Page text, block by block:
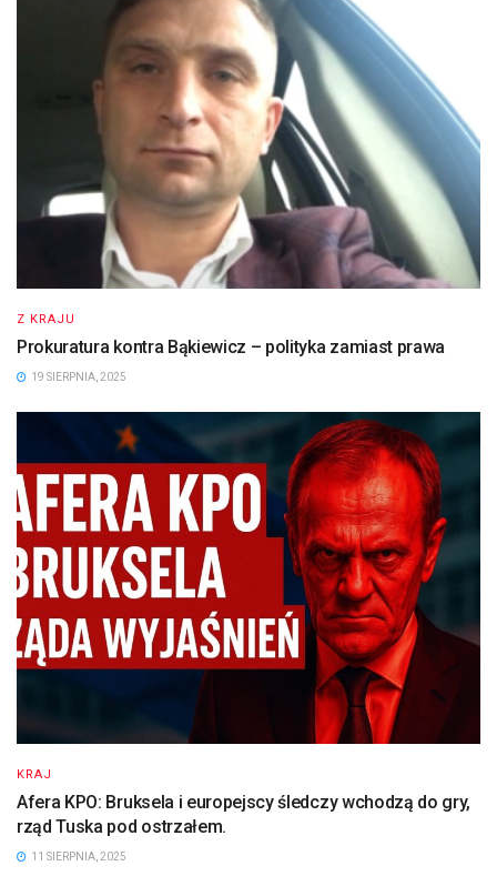
Z KRAJU
Prokuratura kontra Bąkiewicz – polityka zamiast prawa
19 SIERPNIA, 2025
KRAJ
Afera KPO: Bruksela i europejscy śledczy wchodzą do gry,
rząd Tuska pod ostrzałem.
11 SIERPNIA, 2025